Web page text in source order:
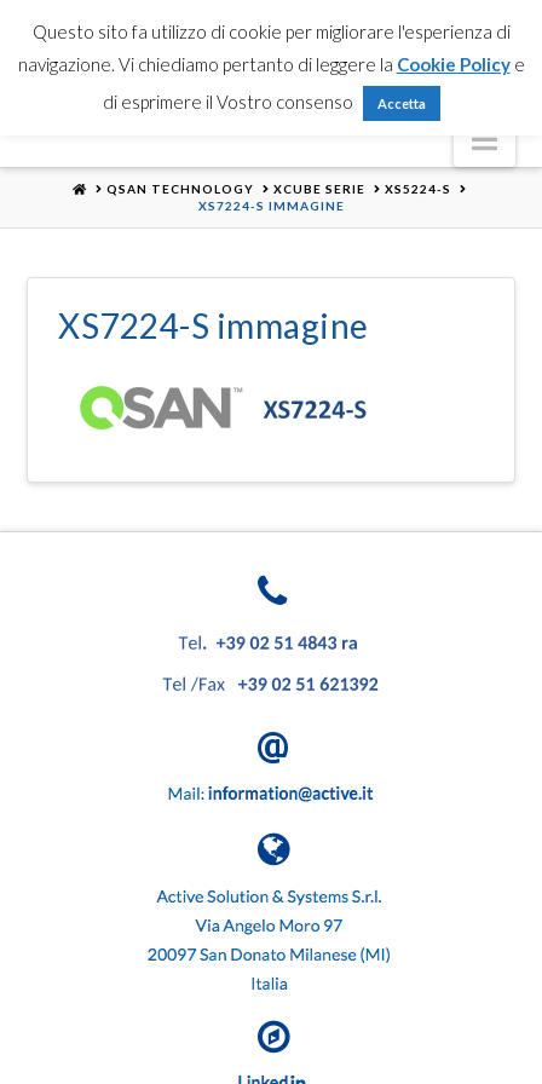
HOMEQSAN TECHNOLOGY XCUBE SERIE
XS5224-S
XS7224-S IMMAGINE
XS7224-S immagine
Questo sito fa utilizzo di cookie per migliorare l'esperienza di
navigazione. Vi chiediamo pertanto di leggere la Cookie Policye
di esprimere il Vostro consenso
Accetta